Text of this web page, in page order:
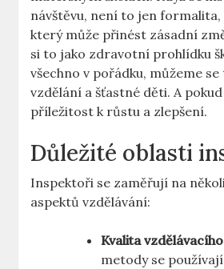
⁤návštěvu, ‌není to jen ⁢formalita,
‍který ⁣může přinést​ zásadní
si ⁢to jako zdravotní prohlídku
‌všechno v⁤ pořádku, ⁢můžeme
vzdělání a šťastné děti. A
příležitost k růstu a zlepšení.
Důležité ‍oblasti
Inspektoři se ‍zaměřují⁣ na
aspektů vzdělávání:
Kvalita
metody se